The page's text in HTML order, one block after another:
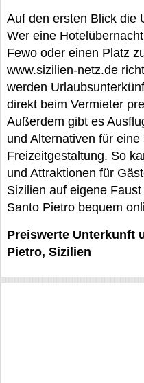
Auf den ersten Blick die
Wer eine
Fewo oder einen Platz
www.sizilien-netz.de
werden
direkt beim Vermieter
Außerdem gibt es
und Alternativen für
Freizeitgestaltung. So
und Attraktionen für
Sizilien auf eigene
Santo Pietro bequem
Preiswerte Unterkunft
Pietro, Sizilien